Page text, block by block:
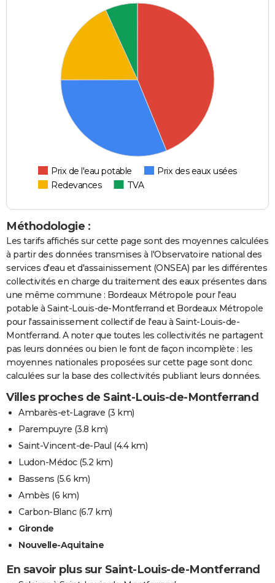
Prix de l'eau potable
Prix des eaux usées
Redevances
TVA
Méthodologie :
Les tarifs affichés sur cette page sont des moyennes calculées
à partir des données transmises à l'Observatoire national des
services d'eau et d'assainissement (ONSEA) par les différentes
collectivités en charge du traitement des eaux présentes dans
une même commune : Bordeaux Métropole pour l'eau
potable à Saint-Louis-de-Montferrand et Bordeaux Métropole
pour l'assainissement collectif de l'eau à Saint-Louis-de-
Montferrand. A noter que toutes les collectivités ne partagent
pas leurs données ou bien le font de façon incomplète : les
moyennes nationales proposées sur cette page sont donc
calculées sur la base des collectivités publiant leurs données.
Villes proches de Saint-Louis-de-Montferrand
Ambarès-et-Lagrave (3 km)
Parempuyre (3.8 km)
Saint-Vincent-de-Paul (4.4 km)
Ludon-Médoc(5.2 km)
Bassens (5.6 km)
Ambès (6 km)
Carbon-Blanc(6.7 km)
Gironde
Nouvelle-Aquitaine
En savoir plus sur Saint-Louis-de-Montferrand